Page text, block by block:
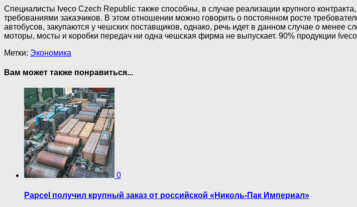
Специалисты Iveco Czech Republic также способны, в случае реализации крупного
требованиями заказчиков. В этом отношении можно говорить о постоянном росте
автобусов, закупаются у чешских поставщиков, однако, речь идет в данном случае о
моторы, мосты и коробки передач ни одна чешская фирма не выпускает. 90% продукции
Метки: Экономика
Вам может также понравиться...
0
Papcel получил крупный заказ от российской «Николь-Пак Империал»